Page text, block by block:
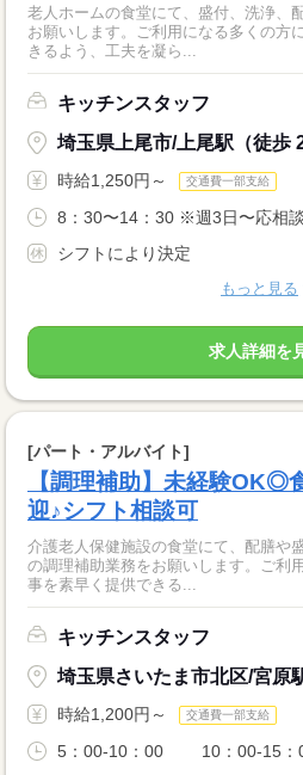
老人ホームの食堂にて、盛付、洗浄、
お願いします。ご利用になる多くの方
きるよう、工夫を凝ら...
キッチンスタッフ
埼玉県上尾市/上尾駅（徒歩
時給1,250円～ 交通費一部支給
8：30〜14：30 ※週3日〜応相談
シフトにより決定
もっと見る
求人詳細を
[パート・アルバイト]
【調理補助】未経験OK◎
迎♪シフト相談可
介護老人保健施設の食堂にて、配膳や
の調理補助業務をお願いします。ご利
事を素早く提供できる...
キッチンスタッフ
埼玉県さいたま市北区/宮原
時給1,200円～ 交通費一部支給
5：00-10：00 10：00‐15：